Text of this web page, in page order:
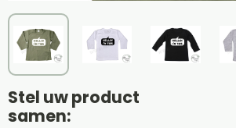
Stel uw product
samen: